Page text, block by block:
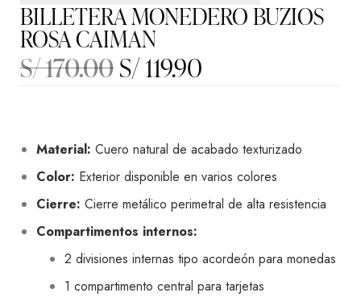
BILLETERA MONEDERO BUZIOS
ROSA CAIMAN
S/170.00S/119.90
Material: Cuero natural de acabado texturizado
Color: Exterior disponible en varios colores
Cierre: Cierre metálico perimetral de alta resistencia
Compartimentos internos:
2 divisiones internas tipo acordeón para monedas
1 compartimento central para tarjetas